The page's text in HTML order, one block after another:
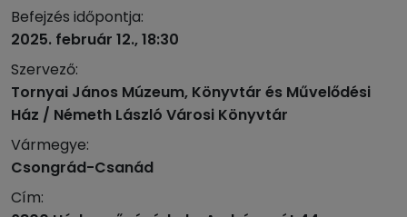
Befejzés időpontja:
2025. február 12., 18:30
Szervező:
Tornyai János Múzeum, Könyvtár és Művelődési
Ház / Németh László Városi Könyvtár
Vármegye:
Csongrád-Csanád
Cím: